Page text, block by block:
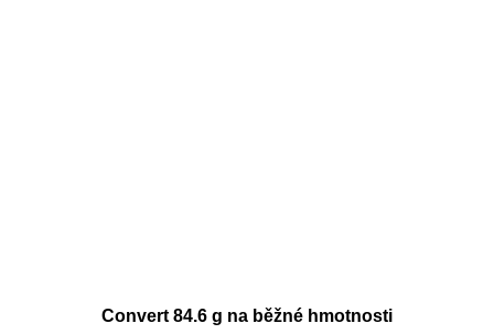
Convert 84.6 g na běžné hmotnosti